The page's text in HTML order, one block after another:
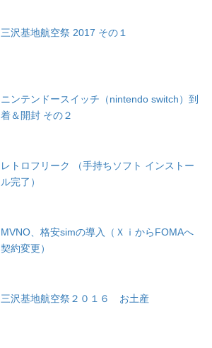
三沢基地航空祭 2017 その１
ニンテンドースイッチ（nintendo switch）到
着＆開封 その２
レトロフリーク （手持ちソフト インストー
ル完了）
MVNO、格安simの導入（ＸｉからFOMAへ
契約変更）
三沢基地航空祭２０１６ お土産